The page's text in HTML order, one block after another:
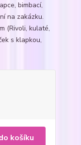
bimbací,
na zakázku.
(Rivoli, kulaté,
s klapkou,
košíku